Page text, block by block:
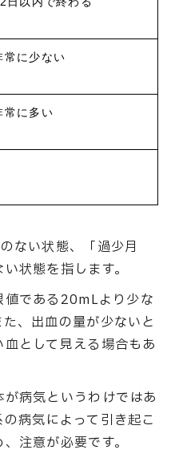
常に少ない
常に多い
ない状態、「過少月
状態を指します。
値である20mLより少な
、出血の量が少ないと
として見える場合もあ
病気というわけではあ
病気によって引き起こ
注意が必要です。